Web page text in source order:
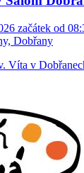
začátek od
Dobřany
Víta v